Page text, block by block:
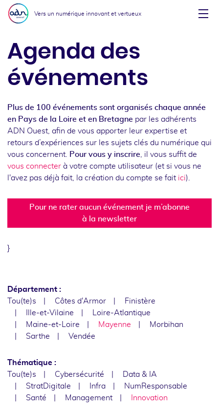
Aller au menu
Aller au contenu
Vers un numérique innovant et vertueux
Agenda des
événements
Plus de 100 événements sont organisés chaque année
en Pays de la Loire et en Bretagne par les adhérents
ADN Ouest, afin de vous apporter leur expertise et
retours d’expériences sur les sujets clés du numérique qui
vous concernent.
Pour vous y inscrire , il vous suffit de
vous connecter à votre compte utilisateur (et si vous ne
l'avez pas déjà fait, la création du compte se fait ici).
Pour ne rater aucun événement je m’abonne
à la newsletter
}
Département :
Tou(te)s
Côtes d'Armor
Finistère
Ille-et-Vilaine
Loire-Atlantique
Maine-et-Loire
Mayenne
Morbihan
Sarthe
Vendée
Thématique :
Tou(te)s
Cybersécurité
Data & IA
StratDigitale
Infra
NumResponsable
Santé
Management Innovation